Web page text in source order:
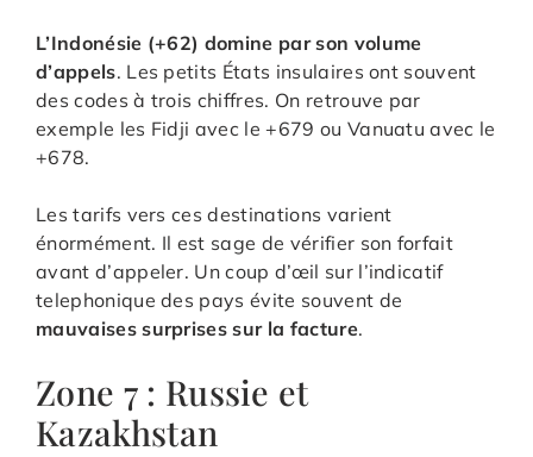
L’Indonésie (+62) domine par son volume
d’appels. Les petits États insulaires ont souvent
des codes à trois chiffres. On retrouve par
exemple les Fidji avec le +679 ou Vanuatu avec le
+678.
Les tarifs vers ces destinations varient
énormément. Il est sage de vérifier son forfait
avant d’appeler. Un coup d’œil sur l’indicatif
telephonique des pays évite souvent de
mauvaises surprises sur la facture.
Zone 7 : Russie et
Kazakhstan